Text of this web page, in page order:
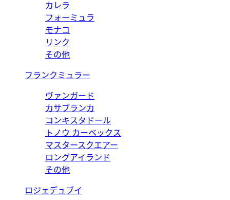
カレラ
フォーミュラ
モナコ
リンク
その他
フランクミュラー
ヴァンガード
カサブランカ
コンキスタドール
トノウ カーベックス
マスタースクエアー
ロングアイランド
その他
ロジェデュブイ